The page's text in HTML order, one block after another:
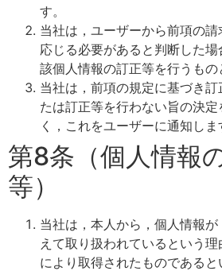
す。
当社は，ユーザーから前項の
応じる必要があると判断した
該個人情報の訂正等を行うもの
当社は，前項の規定に基づき
たは訂正等を行わない旨の決
く，これをユーザーに通知しま
第8条（個人情報
等）
当社は，本人から，個人情報
えて取り扱われているという
により取得されたものである